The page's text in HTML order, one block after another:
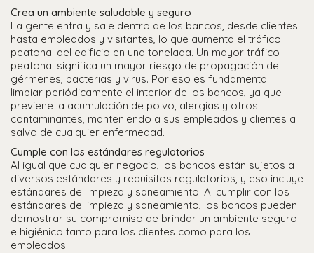
Crea un ambiente saludable y seguro
La gente entra y sale dentro de los bancos, desde clientes
hasta empleados y visitantes, lo que aumenta el tráfico
peatonal del edificio en una tonelada. Un mayor tráfico
peatonal significa un mayor riesgo de propagación de
gérmenes, bacterias y virus. Por eso es fundamental
limpiar periódicamente el interior de los bancos, ya que
previene la acumulación de polvo, alergias y otros
contaminantes, manteniendo a sus empleados y clientes a
salvo de cualquier enfermedad.
Cumple con los estándares regulatorios
Al igual que cualquier negocio, los bancos están sujetos a
diversos estándares y requisitos regulatorios, y eso incluye
estándares de limpieza y saneamiento. Al cumplir con los
estándares de limpieza y saneamiento, los bancos pueden
demostrar su compromiso de brindar un ambiente seguro
e higiénico tanto para los clientes como para los
empleados.